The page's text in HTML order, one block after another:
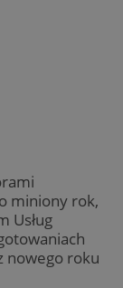
miniony rok,
Usług
nowego roku